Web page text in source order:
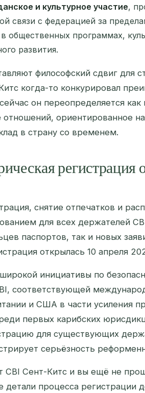
и культурное участие,
связи с федерацией за
общественных программах,
развития.
философский сдвиг для
когда-то конкурировал
он переопределяется
отношений, ориентированное
в страну со временем.
регистрация
снятие отпечатков и
для всех держателей
паспортов, так и новых
открылась 10 апреля
инициативы по
соответствующей
и США в части усиления
первых карибских
для существующих
серьёзность
CBI Сент-Китс и вы ещё не
детали процесса регистрации